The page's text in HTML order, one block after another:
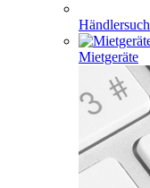
Mietgeräte